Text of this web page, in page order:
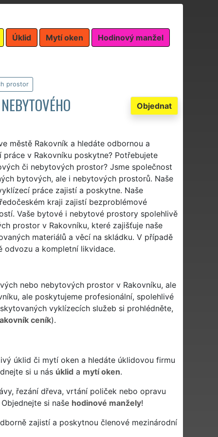
Úklid Mytí oken Hodinový manžel
prostor
Objednat
městě Rakovník a hledáte odbornou a
v Rakovníku poskytne? Potřebujete
či nebytových prostor? Jsme společnost
bytových, ale i nebytových prostorů. Naše
práce zajistí a poskytne. Naše
kraji zajistí bezproblémové
Vaše bytové i nebytové prostory spolehlivě
prostor v Rakovníku, které zajišťuje naše
materiálů a věcí na skládku. V případě
odvozu a kompletní likvidace.
nebo nebytových prostor v Rakovníku, ale
ale poskytujeme profesionální, spolehlivé
vyklízecích služeb si prohlédněte,
ceník).
úklid či mytí oken a hledáte úklidovou firmu
si u nás úklid a mytí oken.
řezání dřeva, vrtání poliček nebo opravu
si naše hodinové manžely!
zajistí a poskytnou členové mezinárodní